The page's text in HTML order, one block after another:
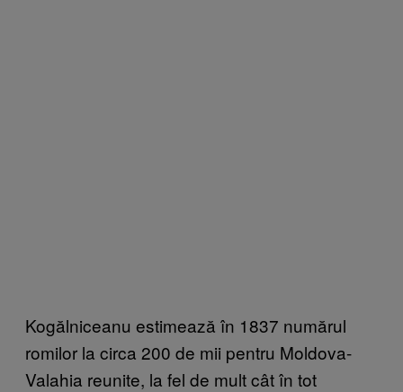
Kogălniceanu estimează în 1837 numărul
romilor la circa 200 de mii pentru Moldova-
Valahia reunite, la fel de mult cât în tot